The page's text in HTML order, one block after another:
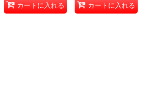
カートに入れる カートに入れる